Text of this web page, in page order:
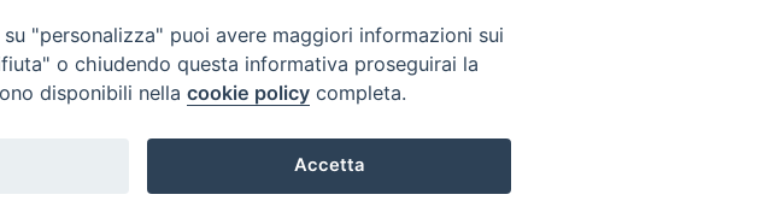
"personalizza" puoi avere maggiori informazioni sui
o chiudendo questa informativa proseguirai la
disponibili nella cookie policy completa.
Accetta